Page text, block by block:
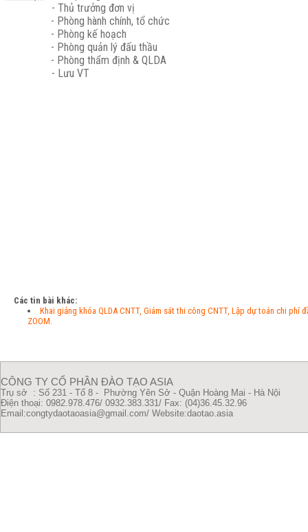
- Thủ trưởng đơn vị
- Phòng hành chính, tổ chức
- Phòng kế hoạch
- Phòng quản lý đấu thầu
- Phòng thẩm định & QLDA
- Lưu VT
Các tin bài khác:
Khai giảng khóa QLDA CNTT, Giám sát thi công CNTT, Lập dự toán chi phí
ZOOM.
CÔNG TY CỔ PHẦN ĐÀO TẠO ASIA
Trụ sở : Số 231 - Tổ 8 - Phường Yên Sở - Quận Hoàng Mai - Hà Nội
Điện thoại: 0982.978.476/ 0932.383.331/ Fax: (04)36.45.32.96
Email:congtydaotaoasia@gmail.com/ Website:daotao.asia